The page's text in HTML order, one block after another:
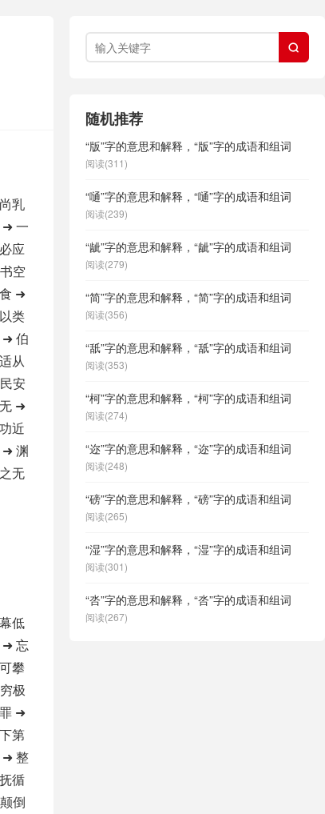
乳
➜ 一
应
空
➜
类
➜ 伯
从
安
➜
近
➜ 渊
无
低
➜ 忘
攀
极
➜
第
➜ 整
循
倒

随机推荐
“版”字的意思和解释，“版”字的成语和组词
阅读(311)
“嗵”字的意思和解释，“嗵”字的成语和组词
阅读(239)
“龇”字的意思和解释，“龇”字的成语和组词
阅读(279)
“简”字的意思和解释，“简”字的成语和组词
阅读(356)
“舐”字的意思和解释，“舐”字的成语和组词
阅读(353)
“柯”字的意思和解释，“柯”字的成语和组词
阅读(274)
“迩”字的意思和解释，“迩”字的成语和组词
阅读(248)
“磅”字的意思和解释，“磅”字的成语和组词
阅读(265)
“湿”字的意思和解释，“湿”字的成语和组词
阅读(301)
“呇”字的意思和解释，“呇”字的成语和组词
阅读(267)